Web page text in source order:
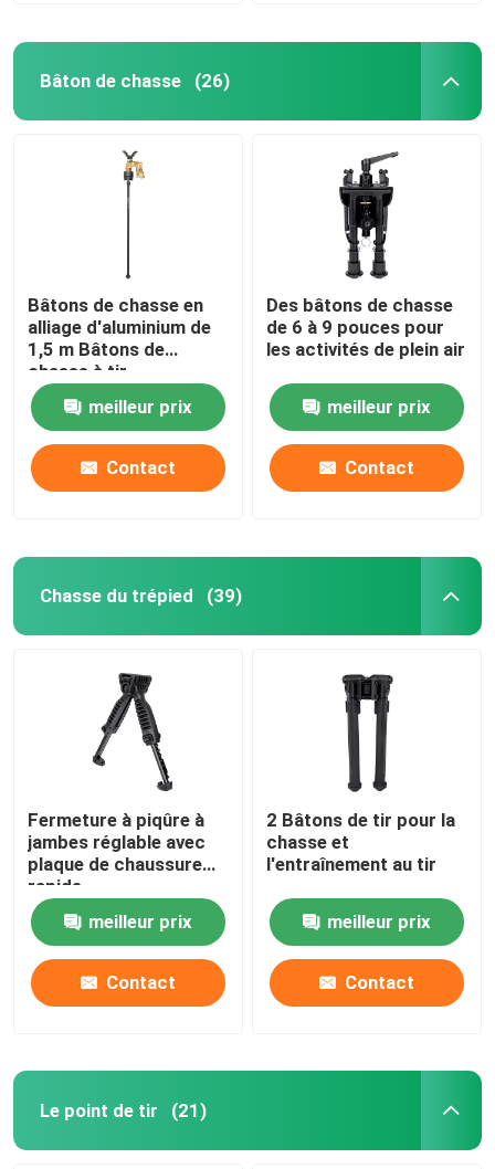
Bâton de chasse (26)
Bâtons de chasse en
alliage d'aluminium de
1,5 m Bâtons de
chasse à tir
meilleur prix
Contact
Des bâtons de chasse
de 6 à 9 pouces pour
les activités de plein air
meilleur prix
Contact
Chasse du trépied (39)
Fermeture à piqûre à
jambes réglable avec
plaque de chaussure
rapide
meilleur prix
Contact
2 Bâtons de tir pour la
chasse et
l'entraînement au tir
meilleur prix
Contact
Le point de tir (21)